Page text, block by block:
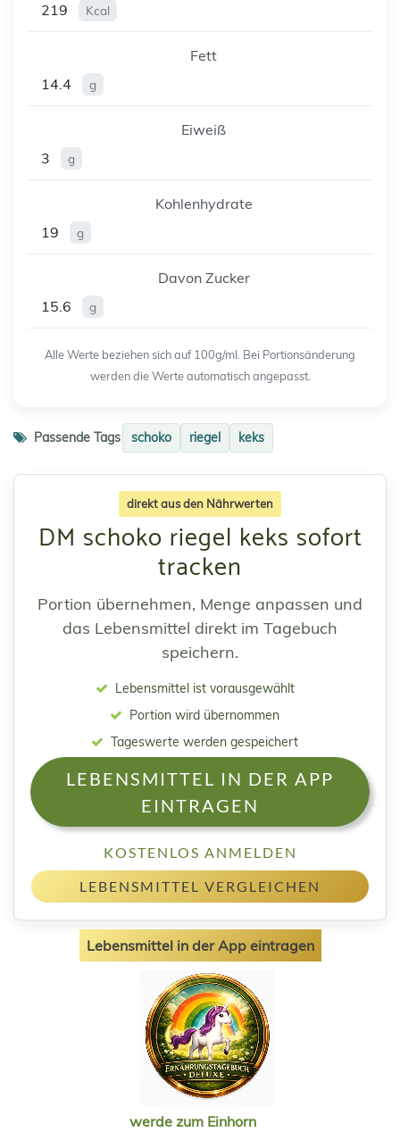
219
Kcal
Fett
14.4
g
Eiweiß
3
g
Kohlenhydrate
19
g
Davon Zucker
15.6
g
Alle Werte beziehen sich auf 100g/ml. Bei Portionsänderung
werden die Werte automatisch angepasst.
Passende Tags schoko riegel keks
direkt aus den Nährwerten
DM schoko riegel keks sofort
tracken
Portion übernehmen, Menge anpassen und
das Lebensmittel direkt im Tagebuch
speichern.
Lebensmittel ist vorausgewählt
Portion wird übernommen
Tageswerte werden gespeichert
LEBENSMITTEL IN DER APP
EINTRAGEN
KOSTENLOS ANMELDEN
LEBENSMITTEL VERGLEICHEN
Lebensmittel in der App eintragen
werde zum Einhorn